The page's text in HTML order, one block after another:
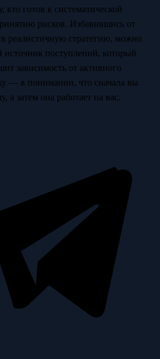
кто готов к систематической
рисков. Избавившись от
реалистичную стратегию, можно
источник поступлений, который
зависимость от активного
— в понимании, что сначала вы
а затем она работает на вас.